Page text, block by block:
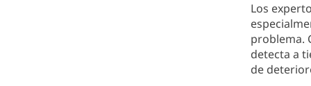
Los
problema.
detecta a
de